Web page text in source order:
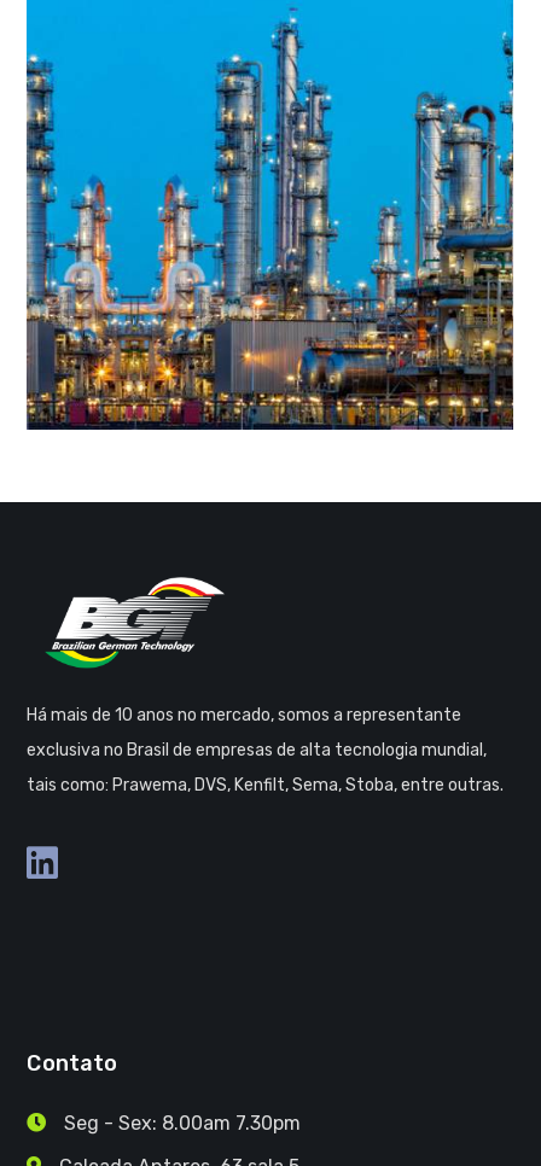
Há mais de 10 anos no mercado, somos a representante
exclusiva no Brasil de empresas de alta tecnologia mundial,
tais como: Prawema, DVS, Kenfilt, Sema, Stoba, entre outras.
Contato
Seg - Sex: 8.00am 7.30pm